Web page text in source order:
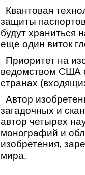
Квантовая
защиты
будут храниться
еще один виток
Приоритет на
ведомством США
странах
Автор
загадочных и
автор четырех
монографий и
изобретения,
мира.